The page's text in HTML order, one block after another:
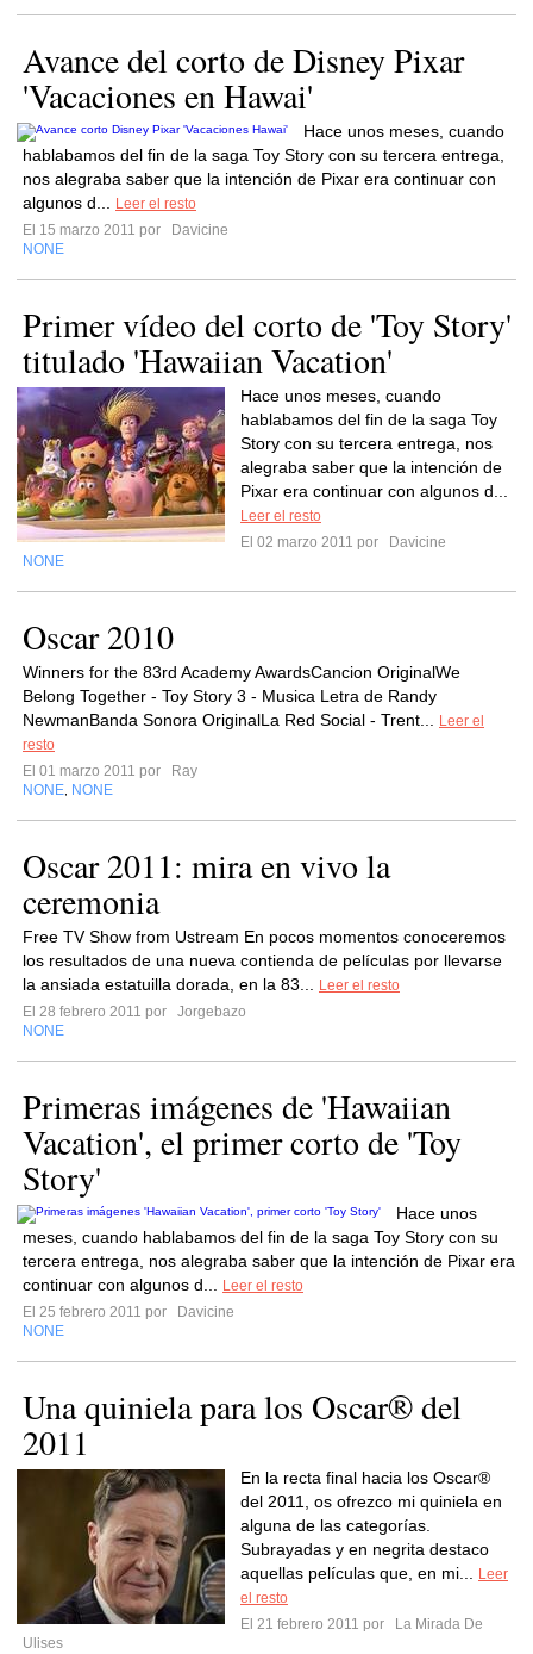
Avance del corto de Disney Pixar
'Vacaciones en Hawai'
Hace unos meses, cuando
hablabamos del fin de la saga Toy Story con su tercera entrega,
nos alegraba saber que la intención de Pixar era continuar con
algunos d...
Leer el resto
El 15 marzo 2011 por
Davicine
NONE
Primer vídeo del corto de 'Toy Story'
titulado 'Hawaiian Vacation'
Hace unos meses, cuando
hablabamos del fin de la saga Toy
Story con su tercera entrega, nos
alegraba saber que la intención de
Pixar era continuar con algunos d...
Leer el resto
El 02 marzo 2011 por
Davicine
NONE
Oscar 2010
Winners for the 83rd Academy AwardsCancion OriginalWe
Belong Together - Toy Story 3 - Musica Letra de Randy
NewmanBanda Sonora OriginalLa Red Social - Trent...
Leer el
resto
El 01 marzo 2011 por
Ray
NONE NONE
Oscar 2011: mira en vivo la
ceremonia
Free TV Show from Ustream En pocos momentos conoceremos
los resultados de una nueva contienda de películas por llevarse
la ansiada estatuilla dorada, en la 83...
Leer el resto
El 28 febrero 2011 por
Jorgebazo
NONE
Primeras imágenes de 'Hawaiian
Vacation', el primer corto de 'Toy
Story'
Hace unos
meses, cuando hablabamos del fin de la saga Toy Story con su
tercera entrega, nos alegraba saber que la intención de Pixar era
continuar con algunos d...
Leer el resto
El 25 febrero 2011 por
Davicine
NONE
Una quiniela para los Oscar® del
2011
En la recta final hacia los Oscar®
del 2011, os ofrezco mi quiniela en
alguna de las categorías.
Subrayadas y en negrita destaco
aquellas películas que, en mi...
Leer
el resto
El 21 febrero 2011 por
La Mirada De
Ulises